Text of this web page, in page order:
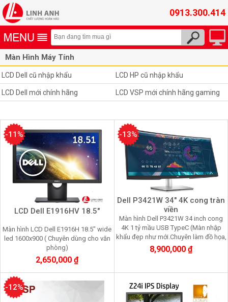
0913.300.414
Màn Hình Máy Tính
LCD Dell cũ nhập khẩu LCD HP cũ nhập khẩu
LCD Dell mới chính hãng LCD VSP mới chính hãng gaming
LCD Dell E1916HV 18.5"
Màn hình LCD Dell E1916H 18.5" wide
led 1600x900 ( Chuyên dùng cho văn
phòng)
2,650,000 ₫
-11%
Dell P3421W 34" 4K cong tràn
viền
Màn hình Dell P3421W 34 inch cong
4K 1 tỷ mầu USB TypeC (Màn nhập
khẩu đẹp như mới.Chuyên làm đồ họa,
chơi game, nhìn lâu không mỏi mắt
8,900,000 ₫
-13%
-12%